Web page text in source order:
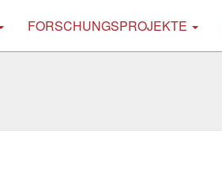
FORSCHUNGSPROJEKTE